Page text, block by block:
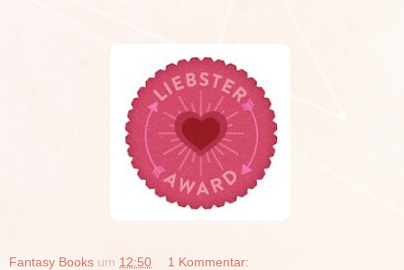
Fantasy Books um 12:50 1 Kommentar: